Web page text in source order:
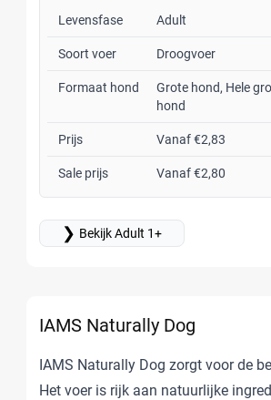
Levensfase Adult
Soort voer Droogvoer
Formaat hond
Grote hond, Hele
hond
Prijs Vanaf €2,83
Sale prijs Vanaf €2,80
❯ Bekijk Adult 1+
IAMS Naturally Dog
IAMS Naturally Dog zorgt voor de
Het voer is rijk aan natuurlijke